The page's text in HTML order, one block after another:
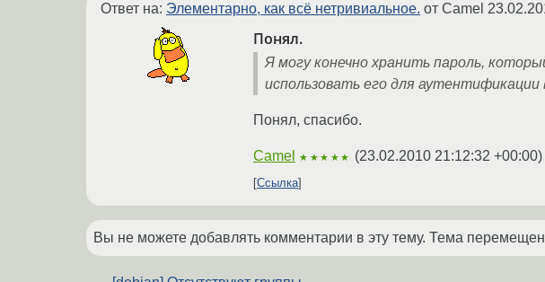
Ответ на: Элементарно, как всё нетривиальное. от Camel
Понял.
Я могу конечно хранить пароль,
использовать его для
Понял, спасибо.
Camel ★★★★★ (23.02.2010 21:12:32 +00:00)
Ссылка
Вы не можете добавлять комментарии в эту тему. Тема